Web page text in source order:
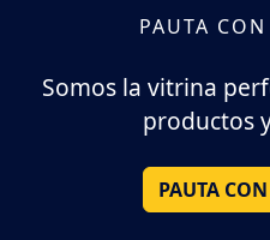
PAUTA
Somos la vitrina
productos
PAUTA